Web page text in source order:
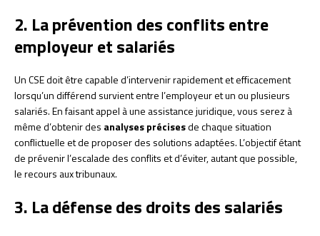
2. La prévention des conflits entre
employeur et salariés
Un CSE doit être capable d’intervenir rapidement et efficacement
lorsqu’un différend survient entre l’employeur et un ou plusieurs
salariés. En faisant appel à une assistance juridique, vous serez à
même d’obtenir des analyses précisesde chaque situation
conflictuelle et de proposer des solutions adaptées. L’objectif étant
de prévenir l’escalade des conflits et d’éviter, autant que possible,
le recours aux tribunaux.
3. La défense des droits des salariés